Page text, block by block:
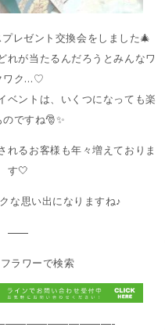
レゼント交換会をしました🎄
れが当たるんだろうとみんなワ
ワク…♡
ベントは、いくつになっても楽
のですね🎅✨
れるお客様も年々増えておりま
す🤍
な思い出になりますね♪
——
ラワーで検索